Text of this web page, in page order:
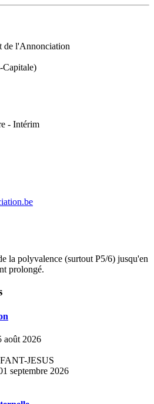
de l'Annonciation
Capitale)
- Intérim
la polyvalence (surtout P5/6) jusqu'en
prolongé.
- Institut de l'Annonciation
|Map data ©
août 2026
JESUS
septembre 2026